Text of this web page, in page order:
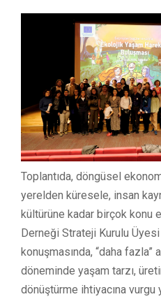
Toplantıda, döngüsel
yerelden küresele, insan
kültürüne kadar birçok konu
Derneği Strateji Kurulu Üyesi
konuşmasında, “daha fazla”
döneminde yaşam tarzı,
dönüştürme ihtiyacına vurgu